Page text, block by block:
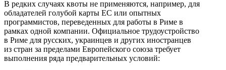
В редких случаях квоты не применяются, например, для
обладателей голубой карты ЕС или опытных
программистов, переведенных для работы в Риме в
рамках одной компании. Официальное трудоустройство
в Риме для русских, украинцев и других иностранцев
из стран за пределами Европейского союза требует
выполнения ряда предварительных условий: